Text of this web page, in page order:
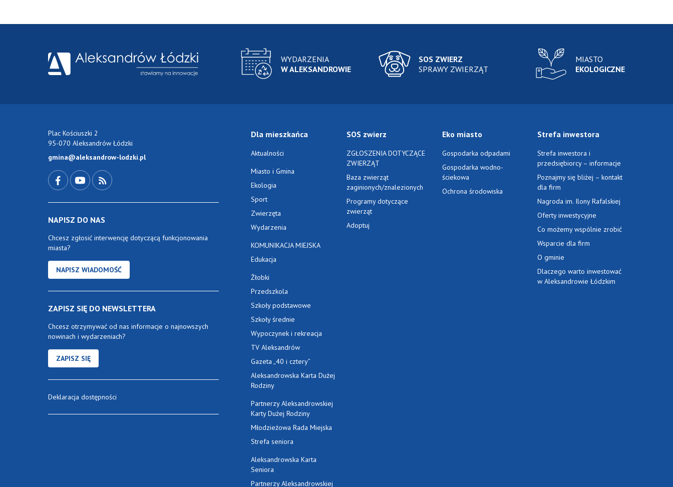
WYDARZENIA
W ALEKSANDROWIE
SOS ZWIERZ
SPRAWY ZWIERZĄT
MIASTO
EKOLOGICZNE
Plac Kościuszki 2
95-070 Aleksandrów Łódzki
gmina@aleksandrow-lodzki.pl
NAPISZ DO NAS
Chcesz zgłosić interwencję dotyczącą funkcjonowania
miasta?
NAPISZ WIADOMOŚĆ
ZAPISZ SIĘ DO NEWSLETTERA
Chcesz otrzymywać od nas informacje o najnowszych
nowinach i wydarzeniach?
ZAPISZ SIĘ
Deklaracja dostępności
Dla mieszkańca
Aktualności
Miasto i Gmina
Ekologia
Sport
Zwierzęta
Wydarzenia
KOMUNIKACJA MIEJSKA
Edukacja
Żłobki
Przedszkola
Szkoły podstawowe
Szkoły średnie
Wypoczynek i rekreacja
TV Aleksandrów
Gazeta „40 i cztery”
Aleksandrowska Karta Dużej
Rodziny
Partnerzy Aleksandrowskiej
Karty Dużej Rodziny
Młodzieżowa Rada Miejska
Strefa seniora
Aleksandrowska Karta
Seniora
Partnerzy Aleksandrowskiej
SOS zwierz
ZGŁOSZENIA DOTYCZĄCE
ZWIERZĄT
Baza zwierząt
zaginionych/znalezionych
Programy dotyczące
zwierząt
Adoptuj
Eko miasto
Gospodarka odpadami
Gospodarka wodno-
ściekowa
Ochrona środowiska
Strefa inwestora
Strefa inwestora i
przedsiębiorcy – informacje
Poznajmy się bliżej – kontakt
dla firm
Nagroda im. Ilony Rafalskiej
Oferty inwestycyjne
Co możemy wspólnie zrobić
Wsparcie dla firm
O gminie
Dlaczego warto inwestować
w Aleksandrowie Łódzkim